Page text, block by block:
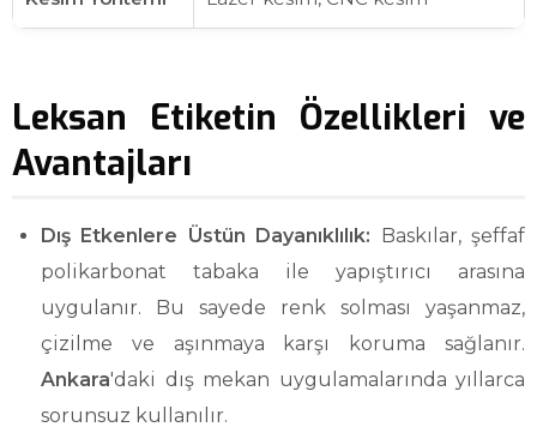
Leksan Etiketin Özellikleri ve
Avantajları
Dış Etkenlere Üstün Dayanıklılık: Baskılar, şeffaf
polikarbonat tabaka ile yapıştırıcı arasına
uygulanır. Bu sayede renk solması yaşanmaz,
çizilme ve aşınmaya karşı koruma sağlanır.
Ankara'daki dış mekan uygulamalarında yıllarca
sorunsuz kullanılır.